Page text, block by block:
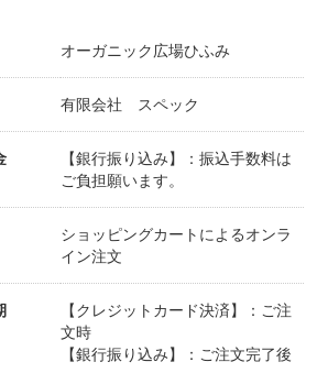
オーガニック広場ひふみ
有限会社 スペック
【銀行振り込み】：振込手数料は
ご負担願います。
ショッピングカートによるオンラ
イン注文
【クレジットカード決済】：ご注
文時
【銀行振り込み】：ご注文完了後